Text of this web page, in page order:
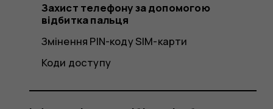
Захист телефону за допомогою
відбитка пальця
Змінення PIN-коду SIM-карти
Коди доступу